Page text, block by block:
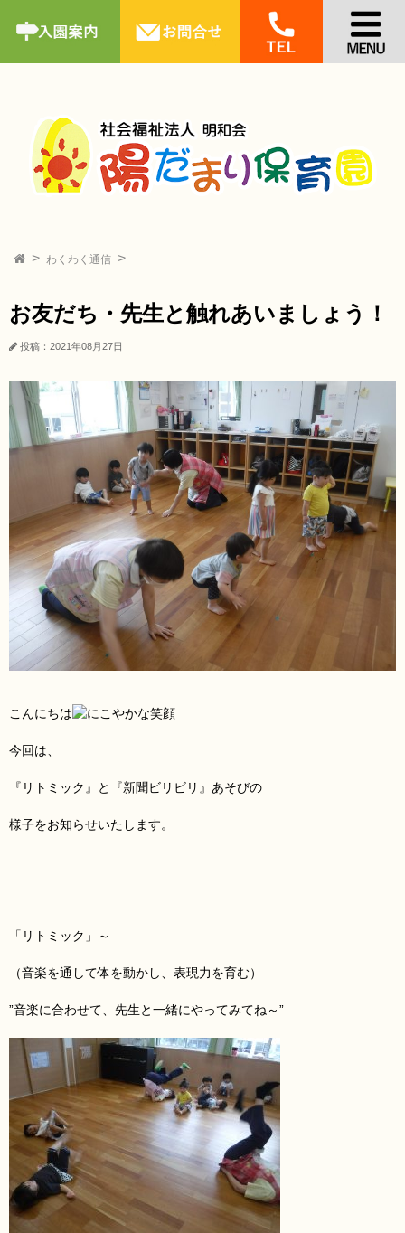
わくわく通信
お友だち・先生と触れあいましょう！
投稿：2021年08月27日
こんにちは
今回は、
『リトミック』と『新聞ビリビリ』あそびの
様子をお知らせいたします。
「リトミック」 ～
（音楽を通して体を動かし、表現力を育む）
”音楽に合わせて、先生と一緒にやってみてね～”